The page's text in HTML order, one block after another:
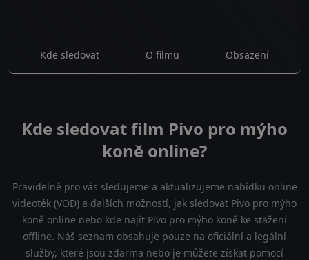
Kde sledovat O filmu Obsazení
Kde sledovat film Pivo pro mýho
koně online?
Pravidelně pro vás sledujeme a aktualizujeme nabídku online
videoték (VOD) a dalších možností, jak sledovat Pivo pro mýho
koně online nebo kde najít Pivo pro mýho koně ke stažení
offline. Náš seznam obsahuje pouze na oficiální a legální
služby, které jsou zdarma nebo je můžete získat pomocí